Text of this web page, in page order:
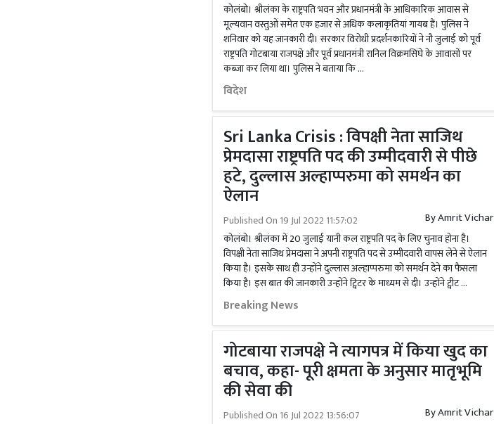
कोलंबो। श्रीलंका के राष्ट्रपति भवन और प्रधानमंत्री के आधिकारिक आवास से
मूल्यवान वस्तुओं समेत एक हजार से अधिक कलाकृतियां गायब हैं। पुलिस ने
शनिवार को यह जानकारी दी। सरकार विरोधी प्रदर्शनकारियों ने नौ जुलाई को पूर्व
राष्ट्रपति गोटबाया राजपक्षे और पूर्व प्रधानमंत्री रानिल विक्रमसिंघे के आवासों पर
कब्जा कर लिया था। पुलिस ने बताया कि …
विदेश
Sri Lanka Crisis : विपक्षी नेता साजिथ
प्रेमदासा राष्ट्रपति पद की उम्मीदवारी से पीछे
हटे, दुल्लास अल्हाप्परुमा को समर्थन का
ऐलान
Published On 19 Jul 2022 11:57:02 ByAmrit Vichar
कोलंबो। श्रीलंका में 20 जुलाई यानी कल राष्ट्रपति पद के लिए चुनाव होना है।
विपक्षी नेता साजिथ प्रेमदासा ने अपनी राष्ट्रपति पद से उम्मीदवारी वापस लेने से ऐलान
किया है। इसके साथ ही उन्होंने दुल्लास अल्हाप्परुमा को समर्थन देने का फैसला
किया है। इस बात की जानकारी उन्होंने ट्विटर के माध्यम से दी। उन्होंने ट्वीट …
Breaking News
गोटबाया राजपक्षे ने त्यागपत्र में किया खुद का
बचाव, कहा- पूरी क्षमता के अनुसार मातृभूमि
की सेवा की
Published On 16 Jul 2022 13:56:07 ByAmrit Vichar